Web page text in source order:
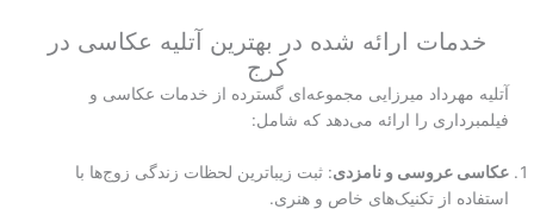
خدمات ارائه شده در بهترین آتلیه عکاسی در
کرج
آتلیه مهرداد میرزایی مجموعه‌ای گسترده از خدمات عکاسی و
فیلمبرداری را ارائه می‌دهد که شامل:
عکاسی عروسی و نامزدی: ثبت زیباترین لحظات زندگی زوج‌ها با
استفاده از تکنیک‌های خاص و هنری.